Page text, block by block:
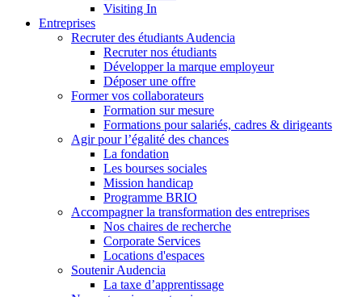
Visiting In
Entreprises
Recruter des étudiants Audencia
Recruter nos étudiants
Développer la marque employeur
Déposer une offre
Former vos collaborateurs
Formation sur mesure
Formations pour salariés, cadres & dirigeants
Agir pour l’égalité des chances
La fondation
Les bourses sociales
Mission handicap
Programme BRIO
Accompagner la transformation des entreprises
Nos chaires de recherche
Corporate Services
Locations d'espaces
Soutenir Audencia
La taxe d’apprentissage